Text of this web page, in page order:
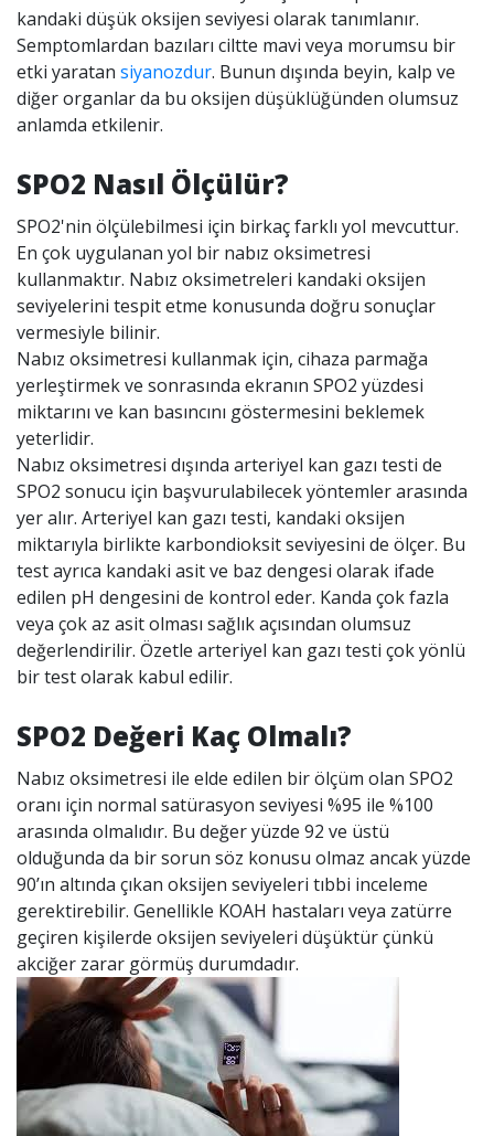
kandaki düşük oksijen seviyesi olarak tanımlanır.
Semptomlardan bazıları ciltte mavi veya morumsu bir
etki yaratan siyanozdur. Bunun dışında beyin, kalp ve
diğer organlar da bu oksijen düşüklüğünden olumsuz
anlamda etkilenir.
SPO2 Nasıl Ölçülür?
SPO2'nin ölçülebilmesi için birkaç farklı yol mevcuttur.
En çok uygulanan yol bir nabız oksimetresi
kullanmaktır. Nabız oksimetreleri kandaki oksijen
seviyelerini tespit etme konusunda doğru sonuçlar
vermesiyle bilinir.
Nabız oksimetresi kullanmak için, cihaza parmağa
yerleştirmek ve sonrasında ekranın SPO2 yüzdesi
miktarını ve kan basıncını göstermesini beklemek
yeterlidir.
Nabız oksimetresi dışında arteriyel kan gazı testi de
SPO2 sonucu için başvurulabilecek yöntemler arasında
yer alır. Arteriyel kan gazı testi, kandaki oksijen
miktarıyla birlikte karbondioksit seviyesini de ölçer. Bu
test ayrıca kandaki asit ve baz dengesi olarak ifade
edilen pH dengesini de kontrol eder. Kanda çok fazla
veya çok az asit olması sağlık açısından olumsuz
değerlendirilir. Özetle arteriyel kan gazı testi çok yönlü
bir test olarak kabul edilir.
SPO2 Değeri Kaç Olmalı?
Nabız oksimetresi ile elde edilen bir ölçüm olan SPO2
oranı için normal satürasyon seviyesi %95 ile %100
arasında olmalıdır. Bu değer yüzde 92 ve üstü
olduğunda da bir sorun söz konusu olmaz ancak yüzde
90’ın altında çıkan oksijen seviyeleri tıbbi inceleme
gerektirebilir. Genellikle KOAH hastaları veya zatürre
geçiren kişilerde oksijen seviyeleri düşüktür çünkü
akciğer zarar görmüş durumdadır.